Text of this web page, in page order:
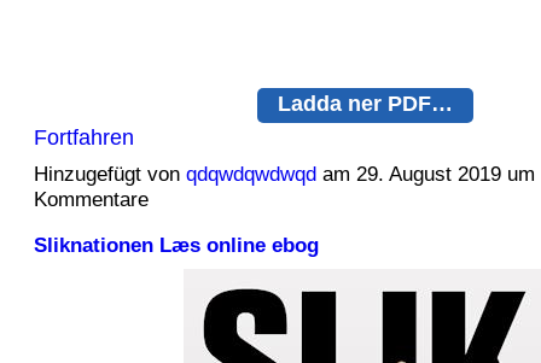
Ladda ner PDF…
Fortfahren
Hinzugefügt von qdqwdqwdwqd am 29. August 2019
Kommentare
Sliknationen Læs online ebog